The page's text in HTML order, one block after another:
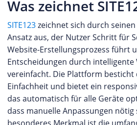
Was zeichnet
SITE123zeichnet sich durch
Ansatz aus, der Nutzer Schritt für
Website-Erstellungsprozess führt
Entscheidungen durch intelligente
vereinfacht. Die Plattform
Einfachheit und bietet ein
das automatisch für alle Geräte
dass manuelle Anpassungen nötig